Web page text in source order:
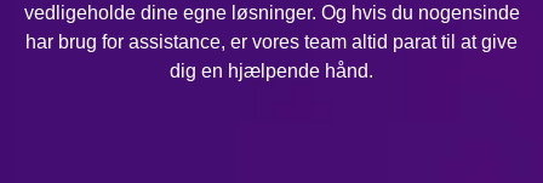
vedligeholde dine egne løsninger. Og hvis du nogensinde
har brug for assistance, er vores team altid parat til at give
dig en hjælpende hånd.